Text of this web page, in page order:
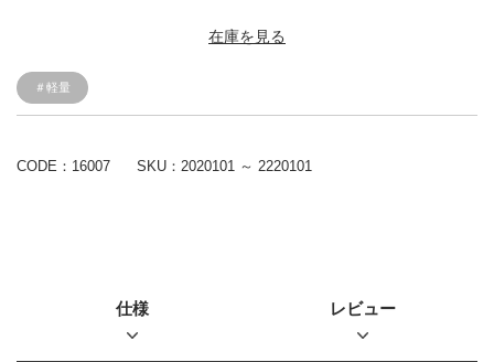
在庫を見る
＃軽量
CODE：16007 SKU： 2020101 ～ 2220101
仕様 レビュー